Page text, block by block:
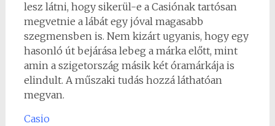
lesz látni, hogy sikerül-e a Casiónak tartósan
megvetnie a lábát egy jóval magasabb
szegmensben is. Nem kizárt ugyanis, hogy egy
hasonló út bejárása lebeg a márka előtt, mint
amin a szigetország másik két óramárkája is
elindult. A műszaki tudás hozzá láthatóan
megvan.
Casio